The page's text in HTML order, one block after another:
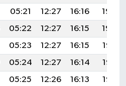
05:21 12:27 16:16
19:23
05:22 12:27 16:15
19:22
05:23 12:27 16:15
19:21
05:24 12:27 16:14
19:19
05:25 12:26 16:13
19:18